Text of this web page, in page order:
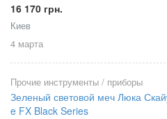
16 170 грн.
Киев
4 марта
Прочие инструменты / приборы
Зеленый световой меч Люка
e FX Black Series